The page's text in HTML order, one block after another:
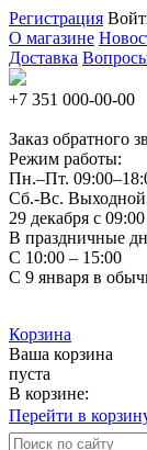
Регистрация
О магазине
Доставка
+7 351 000-00-00
Заказ обратного
Режим работы:
Пн.–Пт.
Сб.-Вс. Выходной
29 декабря с
В праздничные
С 10:00 – 15:00
С 9 января в
Корзина
Ваша корзина
пуста
В корзине:
Перейти в